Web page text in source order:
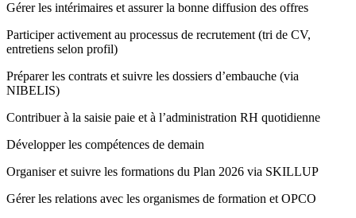
Gérer les intérimaires et assurer la bonne diffusion des offres
Participer activement au processus de recrutement (tri de CV,
entretiens selon profil)
Préparer les contrats et suivre les dossiers d’embauche (via
NIBELIS)
Contribuer à la saisie paie et à l’administration RH quotidienne
Développer les compétences de demain
Organiser et suivre les formations du Plan 2026 via SKILLUP
Gérer les relations avec les organismes de formation et OPCO